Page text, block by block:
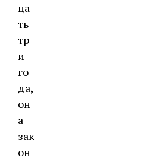
ца
ть
тр
и
го
да,
он
а
зак
он